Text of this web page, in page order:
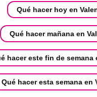
Qué hacer hoy en
Qué hacer mañana en
hacer este fin de semana
Qué hacer esta semana en